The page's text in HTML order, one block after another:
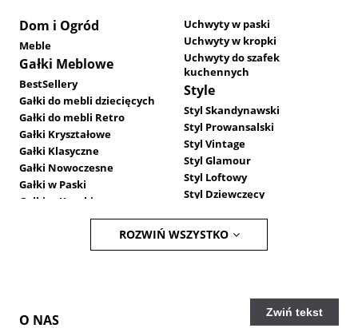
Dom i Ogród
Meble
Gałki Meblowe
BestSellery
Gałki do mebli dziecięcych
Gałki do mebli Retro
Gałki Kryształowe
Gałki Klasyczne
Gałki Nowoczesne
Gałki w Paski
Gałki w Kropki
Gałki Kwiatowe
Gałki dla Mężczyzn
Uchwyty skórzane
Uchwyty w paski
Uchwyty w kropki
Uchwyty do szafek
kuchennych
Style
Styl Skandynawski
Styl Prowansalski
Styl Vintage
Styl Glamour
Styl Loftowy
Styl Dziewczęcy
Styl Chłopięcy
Styl Romantyczny
ROZWIŃ WSZYSTKO
Zwiń tekst
O NAS